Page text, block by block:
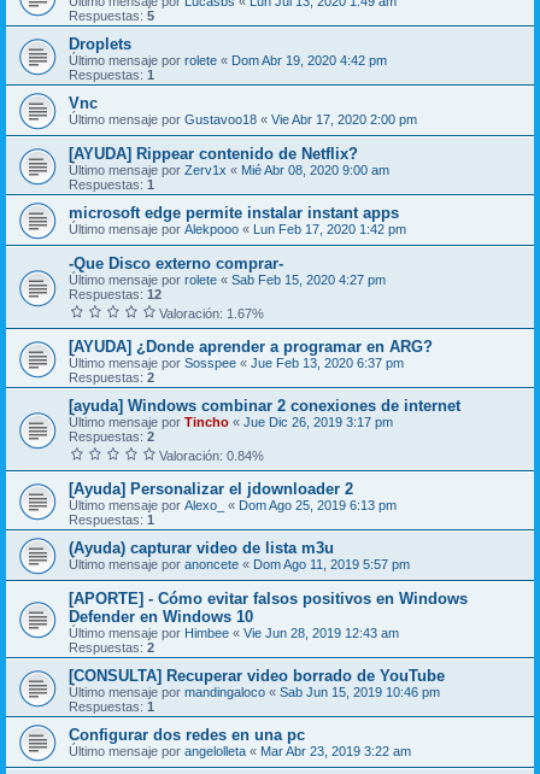
Respuestas: 5
Droplets
Último mensaje por rolete « Dom Abr 19, 2020 4:42 pm
Respuestas: 1
Vnc
Último mensaje por Gustavoo18 « Vie Abr 17, 2020 2:00 pm
[AYUDA] Rippear contenido de Netflix?
Último mensaje por Zerv1x « Mié Abr 08, 2020 9:00 am
Respuestas: 1
microsoft edge permite instalar instant apps
Último mensaje por Alekpooo « Lun Feb 17, 2020 1:42 pm
-Que Disco externo comprar-
Último mensaje por rolete « Sab Feb 15, 2020 4:27 pm
Respuestas: 12
Valoración: 1.67%
[AYUDA] ¿Donde aprender a programar en ARG?
Último mensaje por Sosspee « Jue Feb 13, 2020 6:37 pm
Respuestas: 2
[ayuda] Windows combinar 2 conexiones de internet
Último mensaje por Tincho « Jue Dic 26, 2019 3:17 pm
Respuestas: 2
Valoración: 0.84%
[Ayuda] Personalizar el jdownloader 2
Último mensaje por Alexo_ « Dom Ago 25, 2019 6:13 pm
Respuestas: 1
(Ayuda) capturar video de lista m3u
Último mensaje por anoncete « Dom Ago 11, 2019 5:57 pm
[APORTE] - Cómo evitar falsos positivos en Windows
Defender en Windows 10
Último mensaje por Himbee « Vie Jun 28, 2019 12:43 am
Respuestas: 2
[CONSULTA] Recuperar video borrado de YouTube
Último mensaje por mandingaloco « Sab Jun 15, 2019 10:46 pm
Respuestas: 1
Configurar dos redes en una pc
Último mensaje por angelolleta « Mar Abr 23, 2019 3:22 am